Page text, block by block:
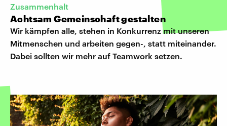
Zusammenhalt
Achtsam Gemeinschaft gestalten
Wir kämpfen alle, stehen in Konkurrenz mit unseren
Mitmenschen und arbeiten gegen-, statt miteinander.
Dabei sollten wir mehr auf Teamwork setzen.